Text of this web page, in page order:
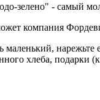
зелено" - самый
компания
нарежьте
хлеба,